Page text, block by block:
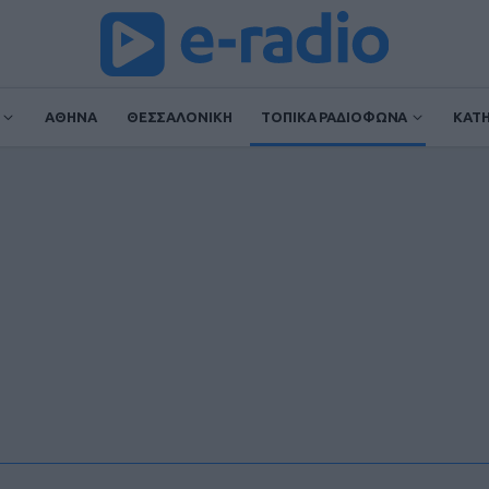
ΑΘΗΝΑ ΘΕΣΣΑΛΟΝΙΚΗ ΤΟΠΙΚΑ ΡΑΔΙΟΦΩΝΑ